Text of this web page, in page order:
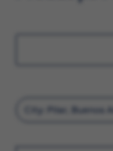
City: Pilar, Buenos